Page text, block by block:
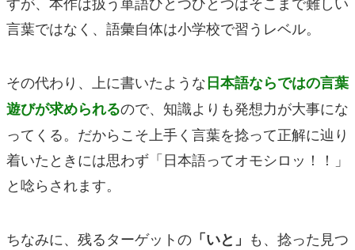
言葉ではなく、語彙自体は小学校で習うレベル。
その代わり、上に書いたような日本語ならではの言葉
遊びが求められるので、知識よりも発想力が大事にな
ってくる。だからこそ上手く言葉を捻って正解に辿り
着いたときには思わず「日本語ってオモシロッ！！」
と唸らされます。
ちなみに、残るターゲットの 「いと」 も、捻った見つ